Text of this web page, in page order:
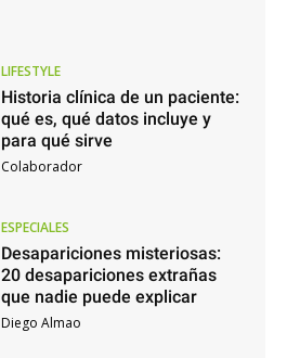
LIFESTYLE
Historia clínica de un paciente:
qué es, qué datos incluye y
para qué sirve
Colaborador
ESPECIALES
Desapariciones misteriosas:
20 desapariciones extrañas
que nadie puede explicar
Diego Almao